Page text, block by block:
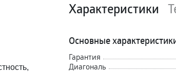
Характеристики
Основные
Гарантия
Диагональ